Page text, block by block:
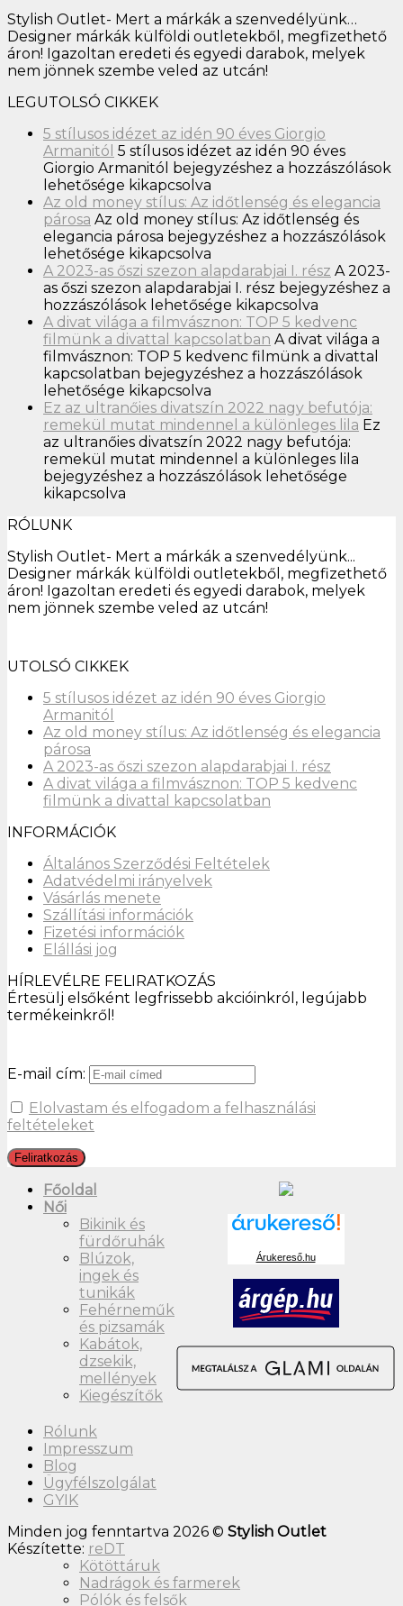
Stylish Outlet- Mert a márkák a szenvedélyünk…
Designer márkák külföldi outletekből, megfizethető
áron! Igazoltan eredeti és egyedi darabok, melyek
nem jönnek szembe veled az utcán!
LEGUTOLSÓ CIKKEK
5 stílusos idézet az idén 90 éves Giorgio
Armanitól 5 stílusos idézet az idén 90 éves
Giorgio Armanitól bejegyzéshez a hozzászólások
lehetősége kikapcsolva
Az old money stílus: Az időtlenség és elegancia
párosa Az old money stílus: Az időtlenség és
elegancia párosa bejegyzéshez a hozzászólások
lehetősége kikapcsolva
A 2023-as őszi szezon alapdarabjai I. rész A 2023-
as őszi szezon alapdarabjai I. rész bejegyzéshez a
hozzászólások lehetősége kikapcsolva
A divat világa a filmvásznon: TOP 5 kedvenc
filmünk a divattal kapcsolatban A divat világa a
filmvásznon: TOP 5 kedvenc filmünk a divattal
kapcsolatban bejegyzéshez a hozzászólások
lehetősége kikapcsolva
Ez az ultranőies divatszín 2022 nagy befutója:
remekül mutat mindennel a különleges lila Ez
az ultranőies divatszín 2022 nagy befutója:
remekül mutat mindennel a különleges lila
bejegyzéshez a hozzászólások lehetősége
kikapcsolva
RÓLUNK
Stylish Outlet- Mert a márkák a szenvedélyünk...
Designer márkák külföldi outletekből, megfizethető
áron! Igazoltan eredeti és egyedi darabok, melyek
nem jönnek szembe veled az utcán!
UTOLSÓ CIKKEK
5 stílusos idézet az idén 90 éves Giorgio
Armanitól
Az old money stílus: Az időtlenség és elegancia
párosa
A 2023-as őszi szezon alapdarabjai I. rész
A divat világa a filmvásznon: TOP 5 kedvenc
filmünk a divattal kapcsolatban
INFORMÁCIÓK
Általános Szerződési Feltételek
Adatvédelmi irányelvek
Vásárlás menete
Szállítási információk
Fizetési információk
Elállási jog
HÍRLEVÉLRE FELIRATKOZÁS
Értesülj elsőként legfrissebb akcióinkról, legújabb
termékeinkről!
E-mail cím:
Elolvastam és elfogadom a felhasználási
feltételeket
Árukereső.hu
Rólunk
Impresszum
Blog
Ügyfélszolgálat
GYIK
Minden jog fenntartva 2026 © Stylish Outlet
Készítette: reDT
Főoldal
Női
Bikinik és
fürdőruhák
Blúzok,
ingek és
tunikák
Fehérneműk
és pizsamák
Kabátok,
dzsekik,
mellények
Kiegészítők
Kötöttáruk
Nadrágok és farmerek
Pólók és felsők